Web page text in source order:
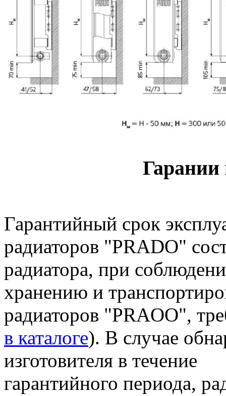
Гарании
Гарантийный срок
радиаторов "PRADO"
радиатора, при
хранению и
радиаторов "PRAOO",
в каталоге). В случае
изготовителя в течение
гарантийного периода,